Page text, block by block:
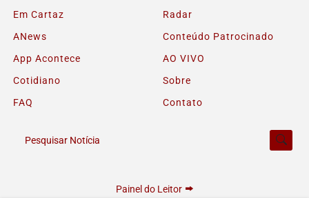
Em Cartaz
Radar
ANews
Conteúdo Patrocinado
App Acontece
AO VIVO
Cotidiano
Sobre
FAQ
Contato
Pesquisar Notícia
Painel do Leitor